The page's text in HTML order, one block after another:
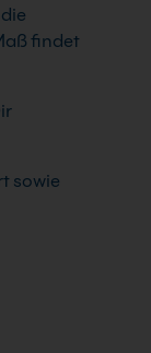
findet
sowie